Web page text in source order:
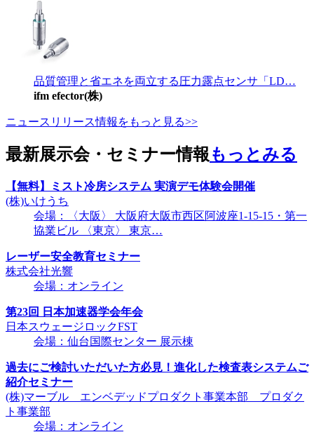
品質管理と省エネを両立する圧力露点センサ「LD…
ifm efector(株)
ニュースリリース情報をもっと見る>>
最新展示会・セミナー情報もっとみる
【無料】ミスト冷房システム 実演デモ体験会開催
(株)いけうち
会場：〈大阪〉 大阪府大阪市西区阿波座1-15-15・第一
協業ビル 〈東京〉 東京…
レーザー安全教育セミナー
株式会社光響
会場：オンライン
第23回 日本加速器学会年会
日本スウェージロックFST
会場：仙台国際センター 展示棟
過去にご検討いただいた方必見！進化した検査表システムご
紹介セミナー
(株)マーブル エンベデッドプロダクト事業本部 プロダク
ト事業部
会場：オンライン